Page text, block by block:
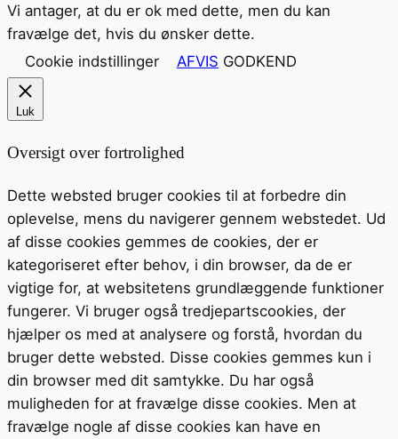
Vi antager, at du er ok med dette, men du kan
fravælge det, hvis du ønsker dette.
Cookie indstillinger
AFVIS GODKEND
Luk
Oversigt over fortrolighed
Dette websted bruger cookies til at forbedre din
oplevelse, mens du navigerer gennem webstedet. Ud
af disse cookies gemmes de cookies, der er
kategoriseret efter behov, i din browser, da de er
vigtige for, at websitetens grundlæggende funktioner
fungerer. Vi bruger også tredjepartscookies, der
hjælper os med at analysere og forstå, hvordan du
bruger dette websted. Disse cookies gemmes kun i
din browser med dit samtykke. Du har også
muligheden for at fravælge disse cookies. Men at
fravælge nogle af disse cookies kan have en